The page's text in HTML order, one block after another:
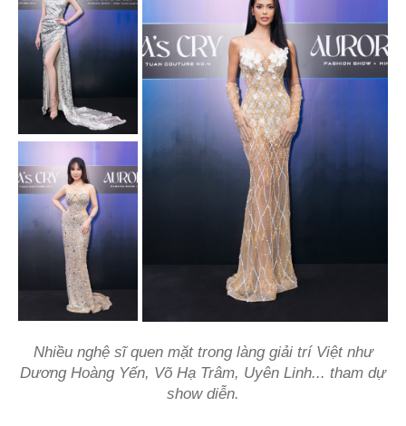
Nhiều nghệ sĩ quen mặt trong làng giải trí Việt như
Dương Hoàng Yến, Võ Hạ Trâm, Uyên Linh... tham dự
show diễn.